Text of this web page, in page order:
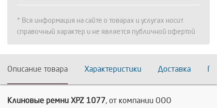
* Вся информация на сайте о товарах и услугах носит
справочный характер и не является публичной офертой
Описание товара Характеристики Доставка
Клиновые ремни XPZ 1077, от компании ООО